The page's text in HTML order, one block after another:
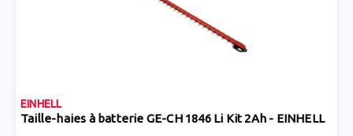
EINHELL
Taille-haies à batterie GE-CH 1846 Li Kit 2Ah - EINHELL